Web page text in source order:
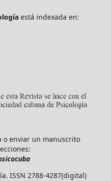
está indexada en:
o enviar un manuscrito
ISSN 2788-4287(digital)